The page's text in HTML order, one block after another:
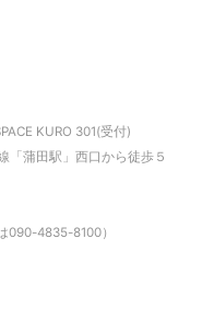
KURO 301(受付)
「蒲田駅」西口から徒歩５
090-4835-8100）